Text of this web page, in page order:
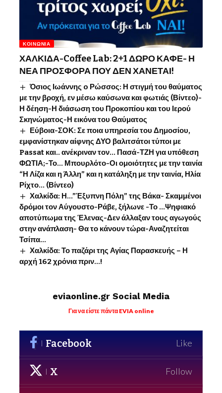
ΚΟΙΝΩΝΊΑ
ΧΑΛΚΙΔΑ-Coffee Lab: 2+1 ΔΩΡΟ ΚΑΦΕ- Η
ΝΕΑ ΠΡΟΣΦΟΡΑ ΠΟΥ ΔΕΝ ΧΑΝΕΤΑΙ!
Όσιος Ιωάννης o Ρώσσος: Η στιγμή του θαύματος
με την βροχή, εν μέσω καύσωνα και φωτιάς (Βίντεο)-
Η δέηση-Η διάσωση του Προκοπίου και του Ιερού
Σκηνώματος-Η εικόνα του Θαύματος
Εύβοια-ΣΟΚ: Σε ποια υπηρεσία του Δημοσίου,
εμφανίστηκαν αίφνης ΔΥΟ βαλιτσάτοι τύποι με
Passat και.. ανέκριναν τον… Πασά-ΤΖΗ για υπόθεση
ΦΩΤΙΑ;-Το… Μπουρλότο-Οι ομοιότητες με την ταινία
“Η Λίζα και η Άλλη” και η κατάληξη με την ταινία, Ηλία
Ρίχτο… (Βίντεο)
Χαλκίδα: Η…”Έξυπνη Πόλη” της Βάκα- Σκαμμένοι
δρόμοι τον Αύγουστο-Ράβε, ξήλωνε -Το …Ψηφιακό
αποτύπωμα της Έλενας-Δεν άλλαξαν τους αγωγούς
στην ανάπλαση- Θα το κάνουν τώρα-Αναζητείται
Τσίπα…
Χαλκίδα: Το παζάρι της Αγίας Παρασκευής – Η
αρχή 162 χρόνια πριν…!
eviaonline.gr Social Media
Για να είστε πάντα EVIA online
Facebook Like
X Follow